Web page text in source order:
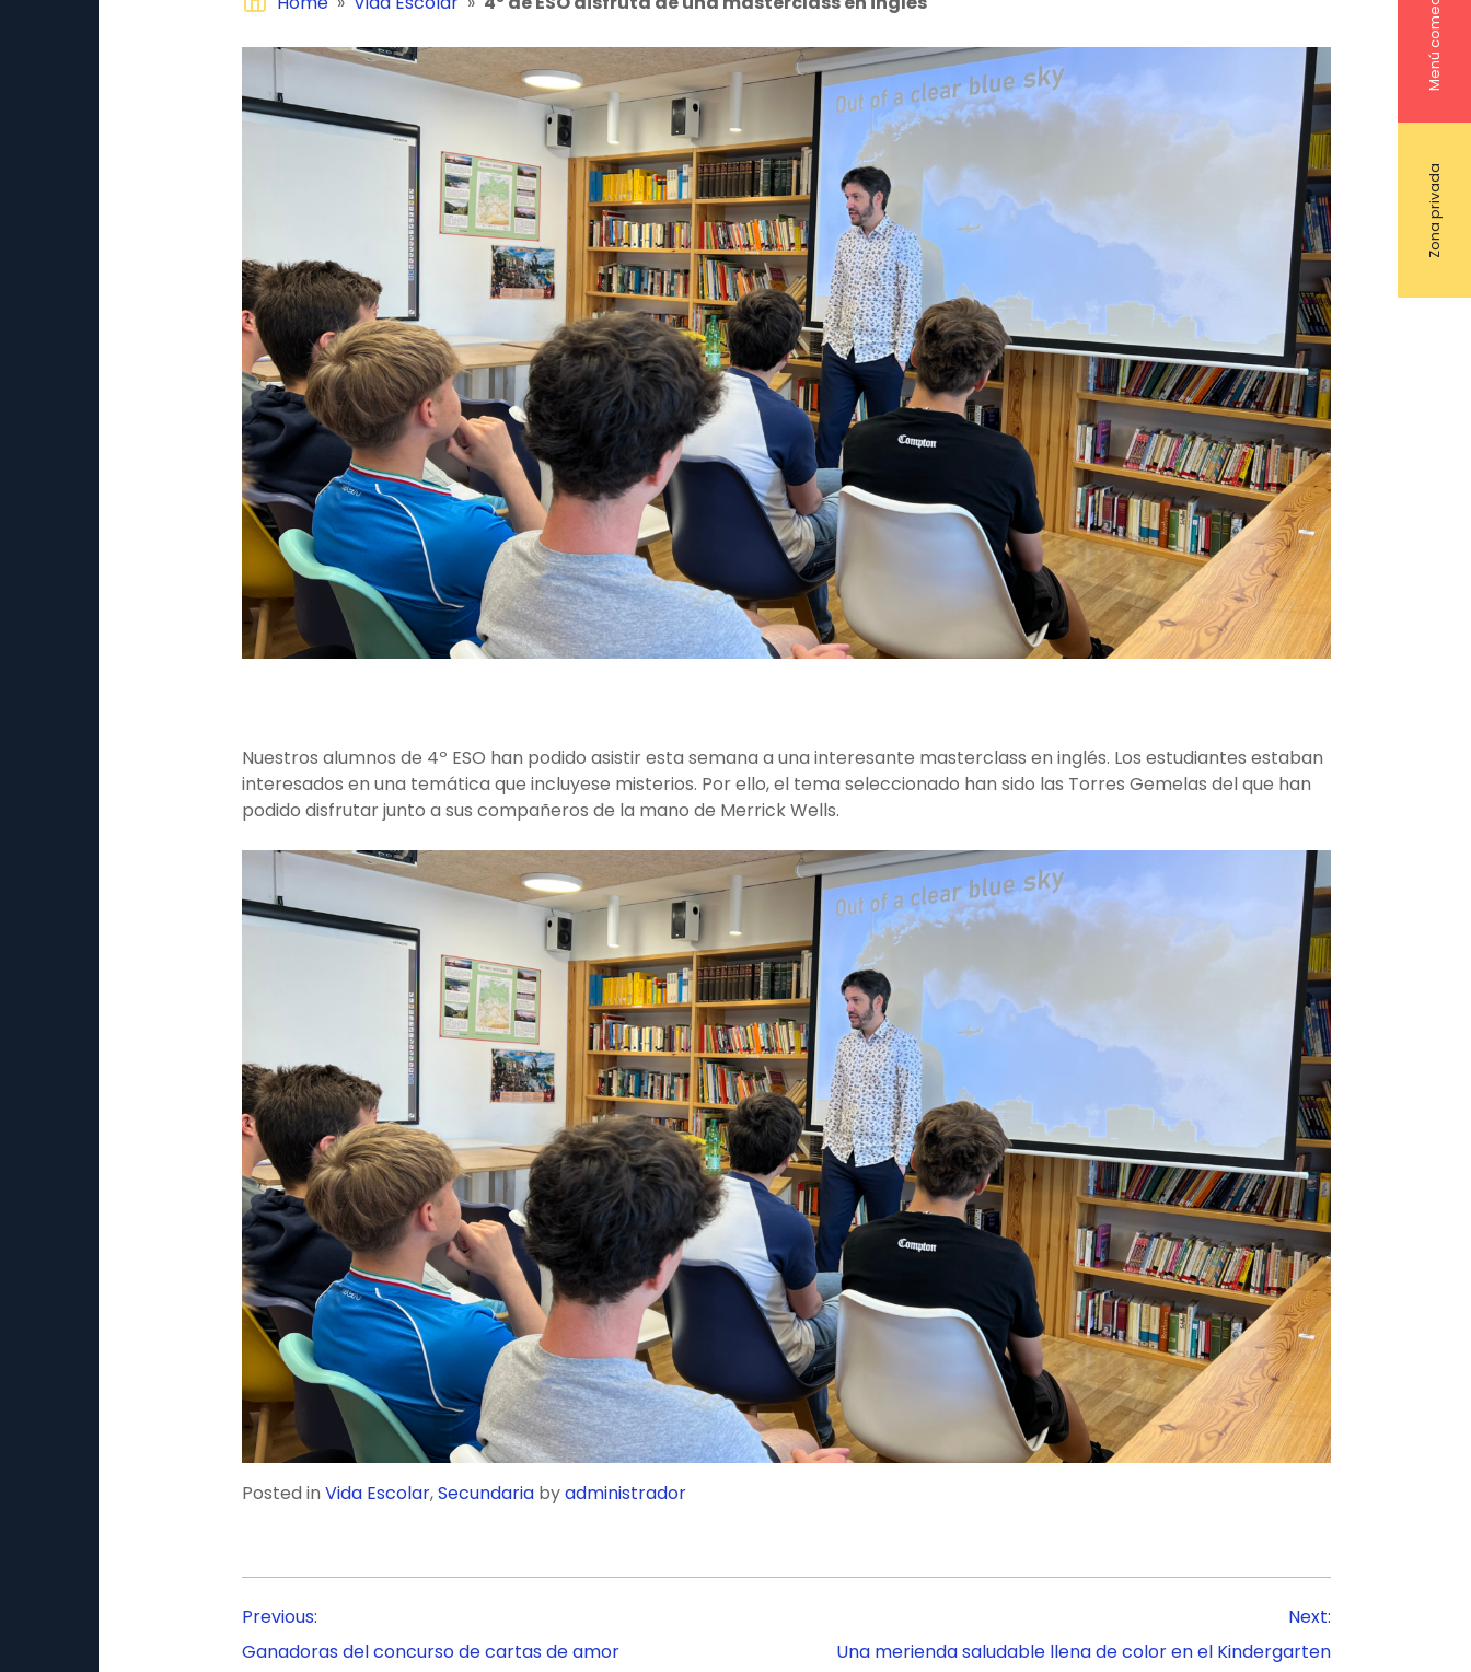
Zona privada
Menú comedor
Nuestros alumnos de 4º ESO han podido asistir esta semana a una interesante masterclass en inglés. Los estudiantes estaban
interesados en una temática que incluyese misterios. Por ello, el tema seleccionado han sido las Torres Gemelas del que han
podido disfrutar junto a sus compañeros de la mano de Merrick Wells.
Posted inVida Escolar,Secundaria byadministrador
Navegación
de
Previous:
Ganadoras del concurso de cartas de amor
Next:
Una merienda saludable llena de color en el Kindergarten